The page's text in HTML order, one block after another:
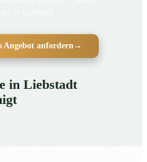
Angebot anfordern→
in Liebstadt